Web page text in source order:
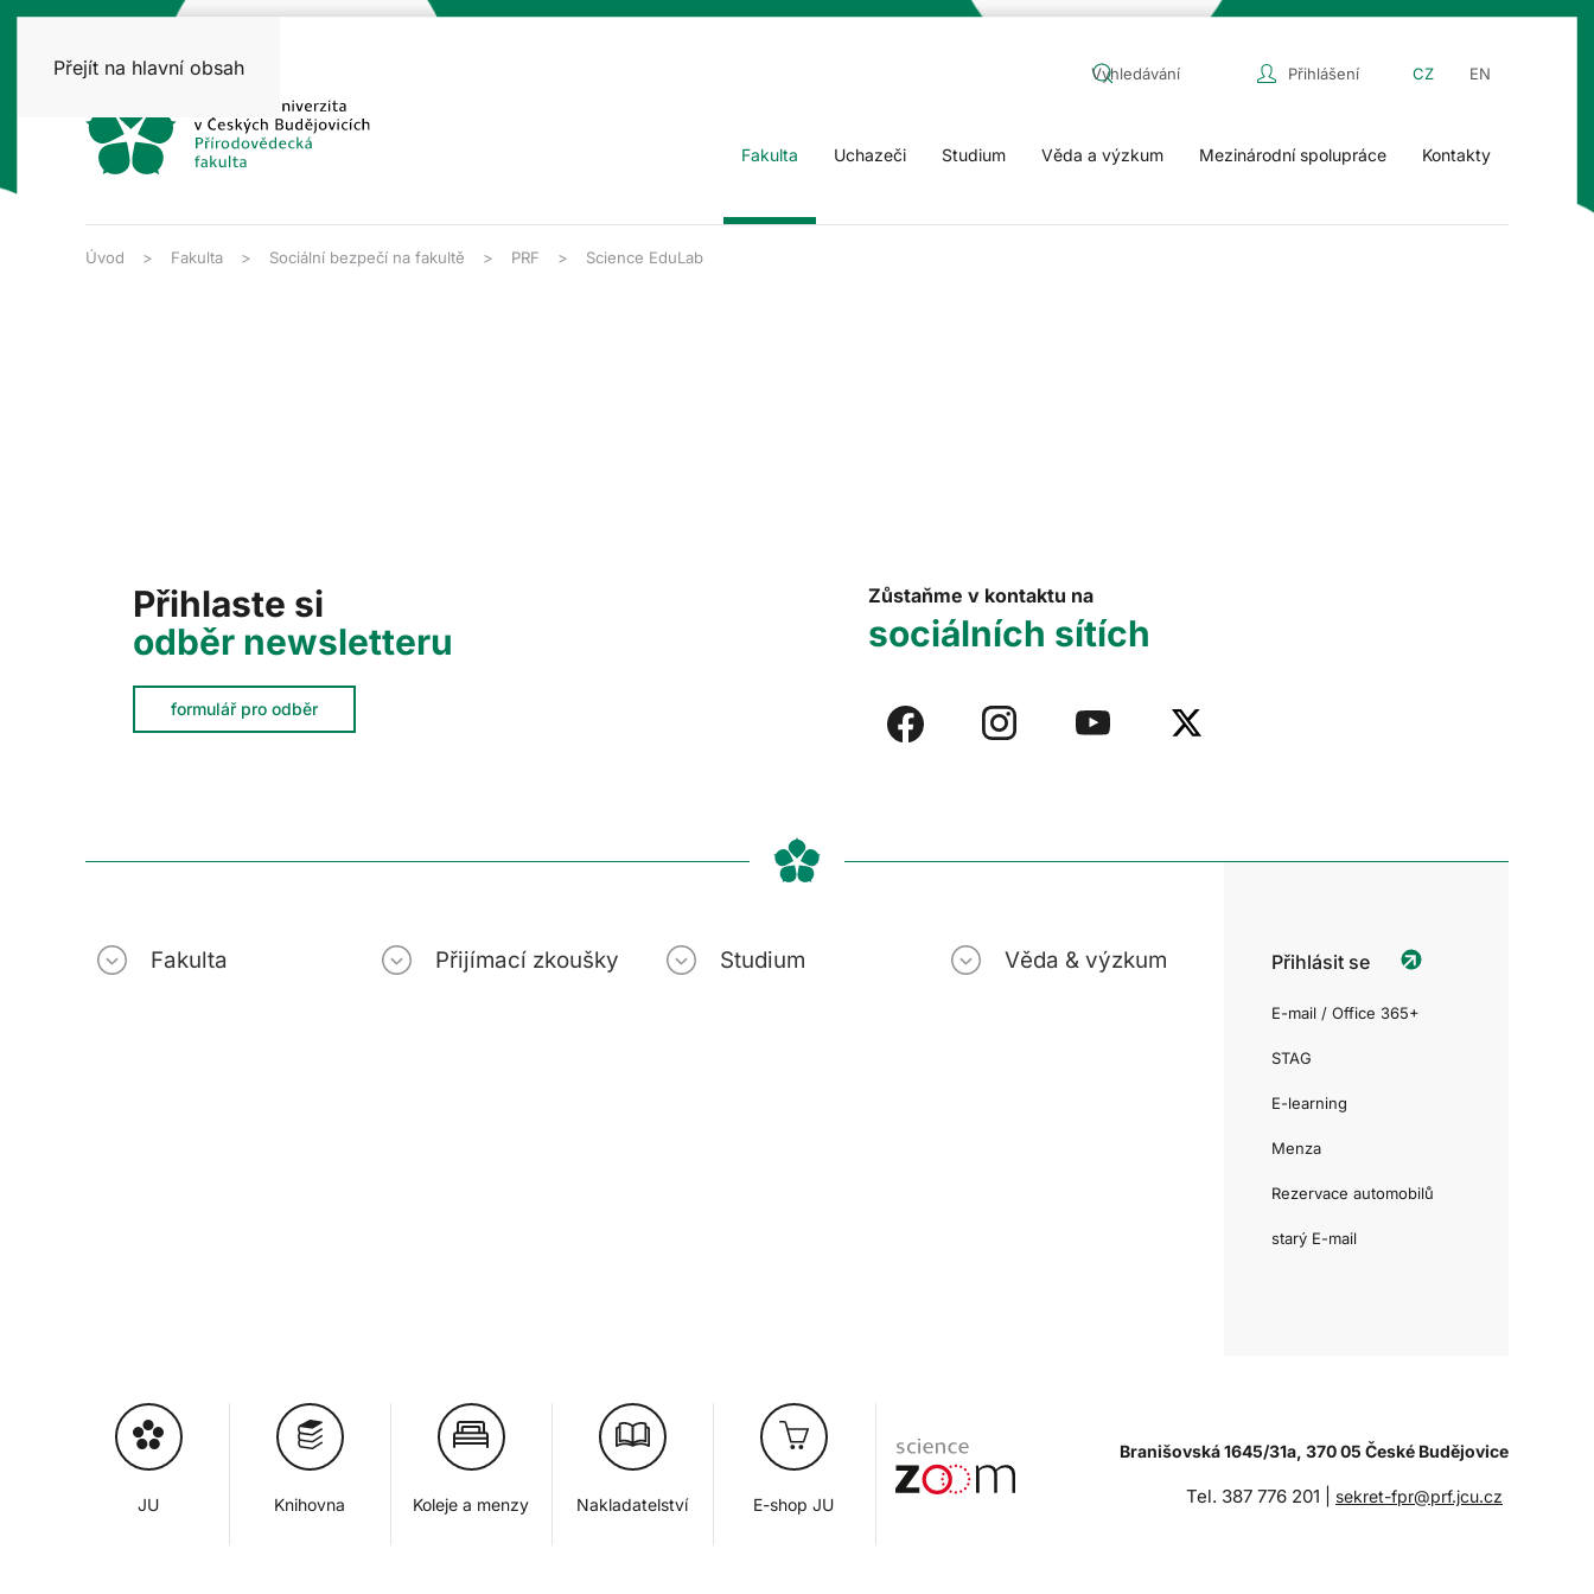
Přejít na hlavní obsah Přihlášení CZ EN
Fakulta Uchazeči Studium Věda a výzkum Mezinárodní spolupráce Kontakty
Úvod Fakulta Sociální bezpečí na fakultě PRF Science EduLab
Přihlaste si
odběr newsletteru
formulář pro odběr
Zůstaňme v kontaktu na
sociálních sítích
Fakulta Přijímací zkoušky Studium Věda & výzkum Přihlásit se
E-mail / Office 365+
STAG
E-learning
Menza
Rezervace automobilů
starý E-mail
JU Knihovna Koleje a menzy Nakladatelství E-shop JU
Branišovská 1645/31a, 370 05 České Budějovice
Tel. 387 776 201 | sekret-fpr@prf.jcu.cz